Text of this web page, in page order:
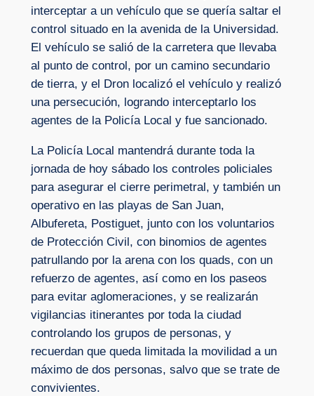
interceptar a un vehículo que se quería saltar el
control situado en la avenida de la Universidad.
El vehículo se salió de la carretera que llevaba
al punto de control, por un camino secundario
de tierra, y el Dron localizó el vehículo y realizó
una persecución, logrando interceptarlo los
agentes de la Policía Local y fue sancionado.
La Policía Local mantendrá durante toda la
jornada de hoy sábado los controles policiales
para asegurar el cierre perimetral, y también un
operativo en las playas de San Juan,
Albufereta, Postiguet, junto con los voluntarios
de Protección Civil, con binomios de agentes
patrullando por la arena con los quads, con un
refuerzo de agentes, así como en los paseos
para evitar aglomeraciones, y se realizarán
vigilancias itinerantes por toda la ciudad
controlando los grupos de personas, y
recuerdan que queda limitada la movilidad a un
máximo de dos personas, salvo que se trate de
convivientes.